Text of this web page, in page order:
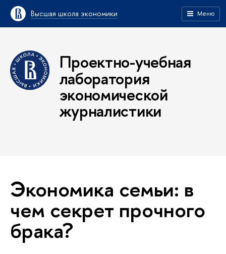
Высшая школа экономики Меню
Проектно-учебная
лаборатория
экономической
журналистики
Экономика семьи: в
чем секрет прочного
брака?